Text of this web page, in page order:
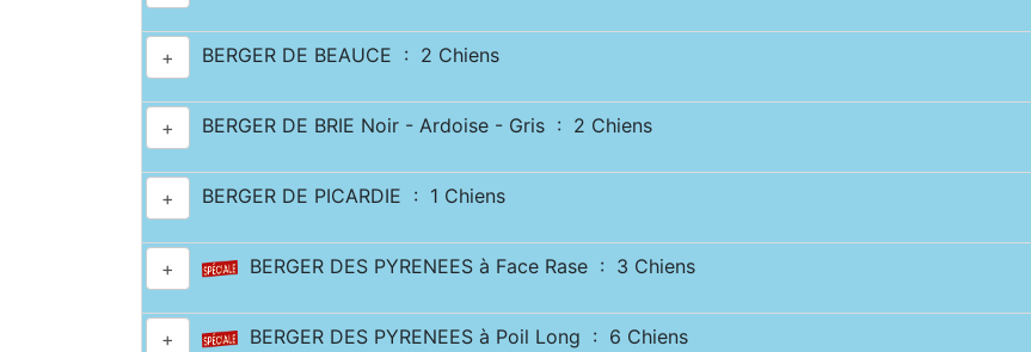
+ BERGER DE BEAUCE : 2 Chiens
+ BERGER DE BRIE Noir - Ardoise - Gris : 2 Chiens
+ BERGER DE PICARDIE : 1 Chiens
+ BERGER DES PYRENEES à Face Rase : 3 Chiens
+ BERGER DES PYRENEES à Poil Long : 6 Chiens